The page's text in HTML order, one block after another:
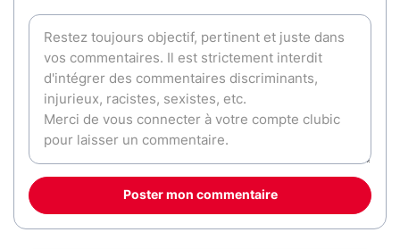
Poster mon commentaire